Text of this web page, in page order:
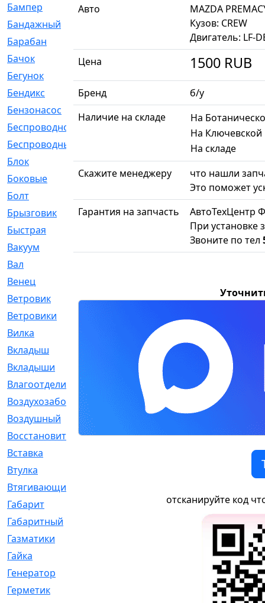
Бампер
Бандажный
Барабан
Бачок
Бегунок
Бендикс
Бензонасос
Беспроводное
Беспроводные
Блок
[81]
Боковые
[4]
Болт
[247]
Брызговик
[77]
Быстрая
Вакуум
Вал
Венец
Ветровик
[132]
Ветровики
Вилка
Вкладыш
Вкладыши
Влагоотделитель
Воздухозаборник
Воздушный
Восстановительный
[1]
Вставка
Втулка
Втягивающий
Габарит
Габаритный
Газматики
Гайка
Генератор
Герметик
Авто
MAZDA
Кузов: CREW
Двигатель: LF-
Цена
1500 RUB
Бренд
б/у
Наличие на складе
На
На Ключевской
На складе
Скажите менеджеру
что нашли
Это поможет
Гарантия на запчасть
АвтоТехЦентр
При установке
Звоните по тел
отсканируйте код